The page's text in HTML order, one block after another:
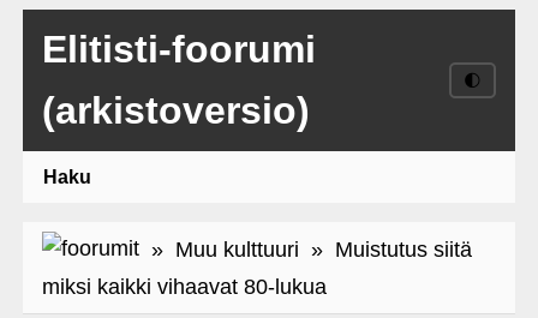
Elitisti-foorumi
(arkistoversio)
🌓
Haku
» Muu kulttuuri » Muistutus siitä
miksi kaikki vihaavat 80-lukua